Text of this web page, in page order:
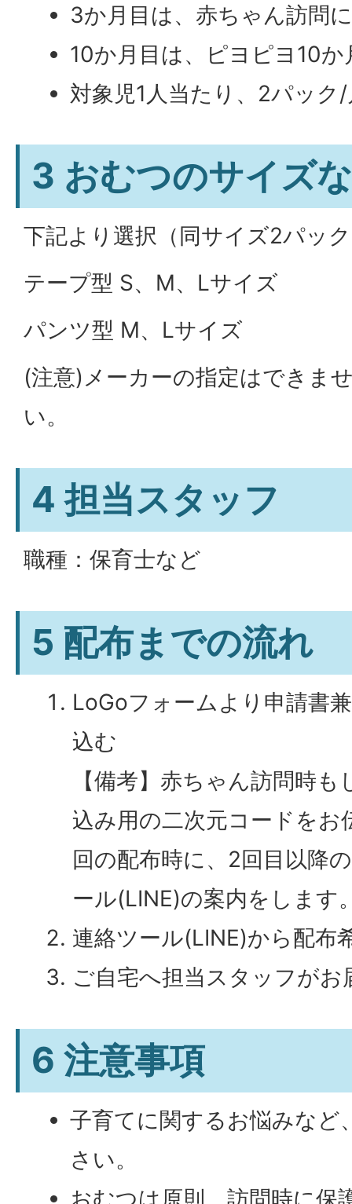
3か月目は、赤ちゃん訪問
10か月目は、ピヨピヨ10
対象児1人当たり、2パック
3 おむつのサイズ
下記より選択（同サイズ2パッ
テープ型 S、M、Lサイズ
パンツ型 M、Lサイズ
(注意)メーカーの指定はできま
い。
4 担当スタッフ
職種：保育士など
5 配布までの流れ
LoGoフォームより申請書
込む
【備考】赤ちゃん訪問時
込み用の二次元コードをお
回の配布時に、2回目以降
ール(LINE)の案内をします
連絡ツール(LINE)から配布
ご自宅へ担当スタッフがお
6 注意事項
子育てに関するお悩みなど
さい。
おむつは原則、訪問時に保